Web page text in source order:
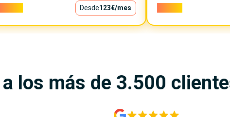
Desde123€/mes
a los más de 3.500